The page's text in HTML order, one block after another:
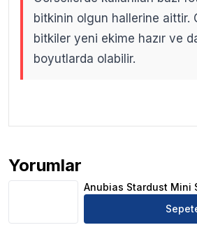
bitkinin olgun hallerine aittir.
bitkiler yeni ekime hazır ve
boyutlarda olabilir.
Yorumlar
Anubias Stardust Mini Saksı Canlı
Anubias Stardust Mini